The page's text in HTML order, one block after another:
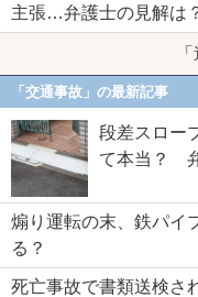
主張…弁護士の見解は
「交通事故」の最新記事
段差スロー
て本当？
煽り運転の末、鉄パ
る？
死亡事故で書類送検